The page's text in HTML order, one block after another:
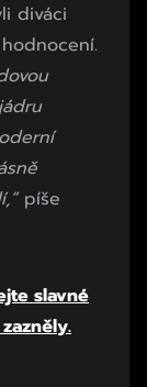
diváci
píše
slavné